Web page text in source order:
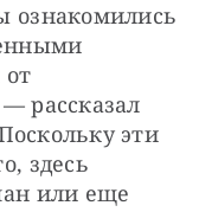
ознакомились
рассказал
эти
здесь
или еще